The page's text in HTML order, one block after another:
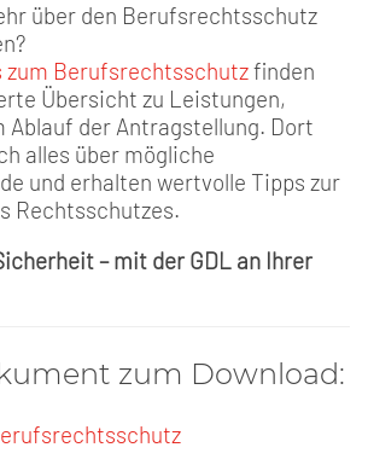
über den Berufsrechtsschutz
zum Berufsrechtsschutzfinden
Übersicht zu Leistungen,
Ablauf der Antragstellung. Dort
alles über mögliche
und erhalten wertvolle Tipps zur
Rechtsschutzes.
– mit der GDL an Ihrer
zum Download: